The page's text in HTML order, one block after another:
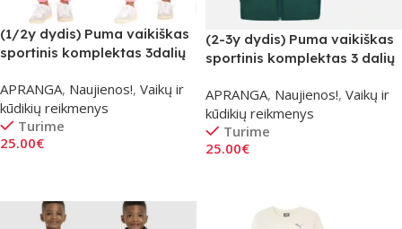
(1/2y dydis) Puma vaikiškas
sportinis komplektas 3dalių
APRANGA, Naujienos!, Vaikų ir
kūdikių reikmenys
Turime
25.00€
(2-3y dydis) Puma vaikiškas
sportinis komplektas 3 dalių
APRANGA, Naujienos!, Vaikų ir
kūdikių reikmenys
Turime
25.00€